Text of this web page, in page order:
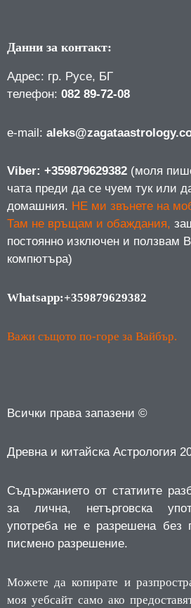
Данни за контакт:
Адрес: гр. Русе, БГ
телефон: 082 89-72-08
е-mail:
Viber: +359879629382 (моля
чата преди да се чуем тук или
домашния. НЕ ми звънете на
Там не връщам и обаждания,
постоянно изключен и ползвам
компютъра)
Whatsapp:+359879629382
Важи същото по-горе за Вайбър.
Всички права запазени ©
Древна и китайска Астрология
Съдържанието от статиите
за лична, нетърговска
употреба не е разрешена без
писмено разрешение.
Можете да копирате и
моя уебсайт само ако